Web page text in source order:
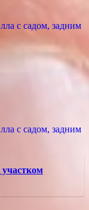
с садом, задним
с садом, задним